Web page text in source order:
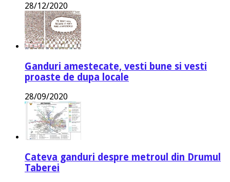
28/12/2020
Ganduri amestecate, vesti bune si vesti
proaste de dupa locale
28/09/2020
Cateva ganduri despre metroul din Drumul
Taberei